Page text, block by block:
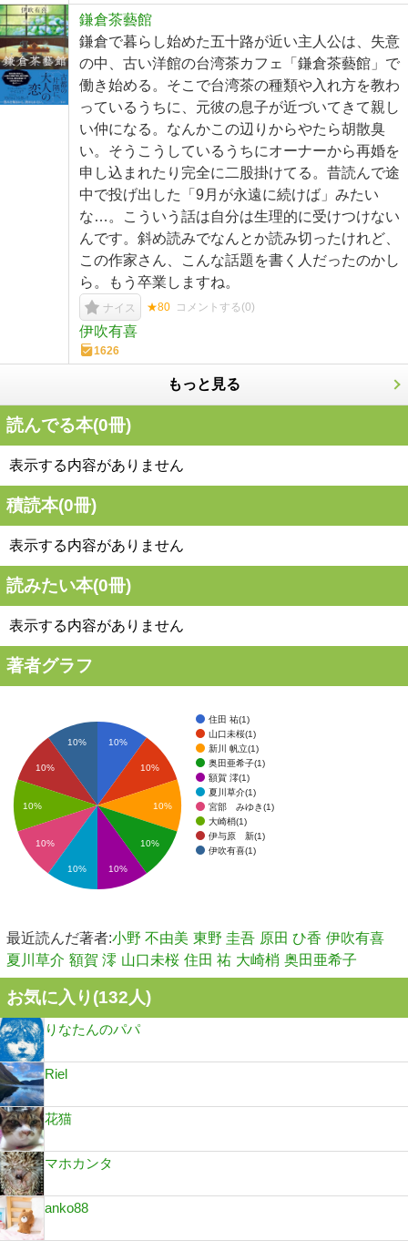
鎌倉茶藝館
鎌倉で暮らし始めた五十路が近い主人公は、失意
の中、古い洋館の台湾茶カフェ「鎌倉茶藝館」で
働き始める。そこで台湾茶の種類や入れ方を教わ
っているうちに、元彼の息子が近づいてきて親し
い仲になる。なんかこの辺りからやたら胡散臭
い。そうこうしているうちにオーナーから再婚を
申し込まれたり完全に二股掛けてる。昔読んで途
中で投げ出した「9月が永遠に続けば」みたい
な…。こういう話は自分は生理的に受けつけない
んです。斜め読みでなんとか読み切ったけれど、
この作家さん、こんな話題を書く人だったのかし
ら。もう卒業しますね。
ナイス ★80 コメントする(0)
伊吹有喜
1626
もっと見る
読んでる本(0冊)
表示する内容がありません
積読本(0冊)
表示する内容がありません
読みたい本(0冊)
表示する内容がありません
著者グラフ
住田 祐(1)
山口未桜(1)
新川 帆立(1)
奥田亜希子(1)
額賀 澪(1)
夏川草介(1)
宮部 みゆき(1)
大崎梢(1)
伊与原 新(1)
伊吹有喜(1)
10%
10%
10%
10%
10%
10%
10%
10%
10% 10%
最近読んだ著者:小野 不由美 東野 圭吾 原田 ひ香 伊吹有喜
夏川草介 額賀 澪 山口未桜 住田 祐 大崎梢 奥田亜希子
お気に入り(132人)
りなたんのパパ
Riel
花猫
マホカンタ
anko88